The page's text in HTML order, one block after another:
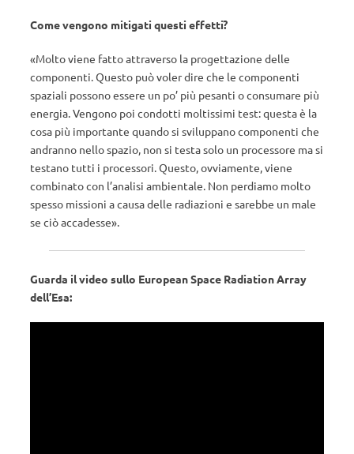
Come vengono mitigati questi effetti?
«Molto viene fatto attraverso la progettazione delle
componenti. Questo può voler dire che le componenti
spaziali possono essere un po’ più pesanti o consumare più
energia. Vengono poi condotti moltissimi test: questa è la
cosa più importante quando si sviluppano componenti che
andranno nello spazio, non si testa solo un processore ma si
testano tutti i processori. Questo, ovviamente, viene
combinato con l’analisi ambientale. Non perdiamo molto
spesso missioni a causa delle radiazioni e sarebbe un male
se ciò accadesse».
Guarda il video sullo European Space Radiation Array
dell’Esa: